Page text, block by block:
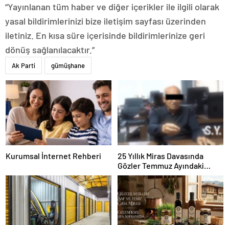
“Yayınlanan tüm haber ve diğer içerikler ile ilgili olarak
yasal bildirimlerinizi bize iletişim sayfası üzerinden
iletiniz. En kısa süre içerisinde bildirimlerinize geri
dönüş sağlanılacaktır.”
Ak Parti gümüşhane
Kurumsal İnternet Rehberi
25 Yıllık Miras Davasında
Gözler Temmuz Ayındaki
Karar Duruşmasına Çevrildi